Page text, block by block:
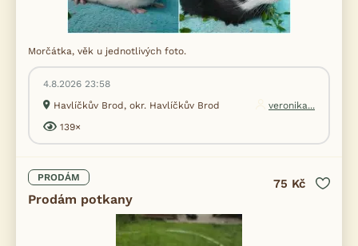
Morčátka, věk u jednotlivých foto.
4.8.2026 23:58
Havlíčkův Brod, okr. Havlíčkův Brod
veronika...
139×
PRODÁM
Prodám potkany
75 Kč